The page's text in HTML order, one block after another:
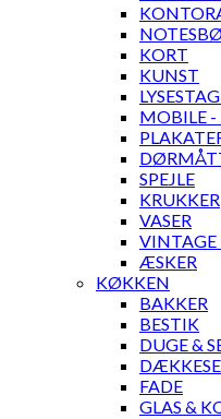
KORT
KUNST
MOBILE -
SPEJLE
KRUKKER
VASER
VINTAGE
ÆSKER
KØKKEN
BAKKER
BESTIK
DUGE &
FADE
GLAS &